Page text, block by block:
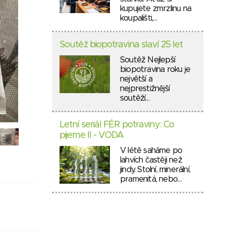
kupujete zmrzlinu na
koupališti,…
Soutěž biopotravina slaví 25 let
Soutěž Nejlepší
biopotravina roku je
největší a
nejprestižnější
soutěží…
Letní seriál FÉR potraviny: Co
pijeme II - VODA
V létě saháme po
lahvích častěji než
jindy. Stolní, minerální,
pramenitá, nebo…